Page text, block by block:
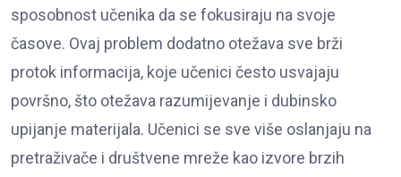
sposobnost učenika da se fokusiraju na svoje
časove. Ovaj problem dodatno otežava sve brži
protok informacija, koje učenici često usvajaju
površno, što otežava razumijevanje i dubinsko
upijanje materijala. Učenici se sve više oslanjaju na
pretraživače i društvene mreže kao izvore brzih